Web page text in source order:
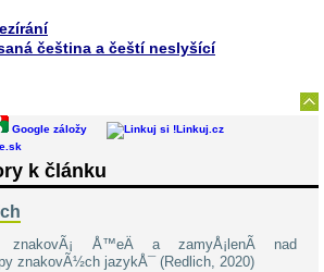
čeština a čeští neslyšící
Google záložy
Linkuj.cz
k článku
znakovÃ¡ Å™eÄ a zamyÅ¡lenÃ­ nad
znakovÃ½ch jazykÅ¯ (Redlich, 2020)